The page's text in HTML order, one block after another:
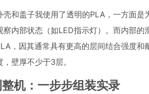
壳和盖子我使用了透明的PLA，一方面
察内部状态（如LED指示灯）。而内部
，因其通常具有更高的层间结合强度
壁厚不少于3层。
机：一步步组装实录